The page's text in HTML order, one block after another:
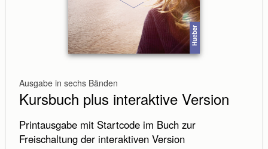
Ausgabe in sechs Bänden
Kursbuch plus interaktive Version
Printausgabe mit Startcode im Buch zur
Freischaltung der interaktiven Version
Absenden Abbrechen